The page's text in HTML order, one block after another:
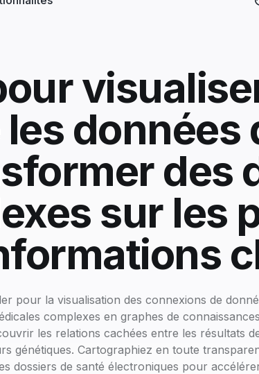
données
des
sur les
pour la visualisation des connexions de
complexes en graphes de
les relations cachées entre les résultats
génétiques. Cartographiez en toute
dossiers de santé électroniques pour